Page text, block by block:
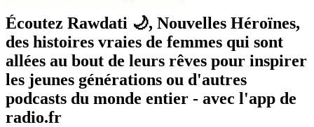
Écoutez Rawdati 🌙, Nouvelles Héroïnes,
des histoires vraies de femmes qui sont
allées au bout de leurs rêves pour inspirer
les jeunes générations ou d'autres
podcasts du monde entier - avec l'app de
radio.fr